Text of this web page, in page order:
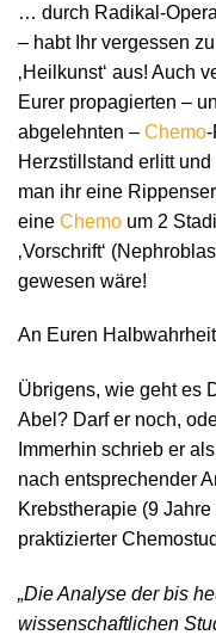
… durch Radikal-
– habt Ihr vergessen
‚Heilkunst‘ aus! Auch
Eurer propagierten –
abgelehnten – Chemo-
Herzstillstand erlitt
man ihr eine
eine Chemo um 2
‚Vorschrift‘
gewesen wäre!
An Euren
Übrigens, wie geht es
Abel? Darf er noch,
Immerhin schrieb er
nach entsprechender
Krebstherapie (9
praktizierter
„Die Analyse der bis
wissenschaftlichen